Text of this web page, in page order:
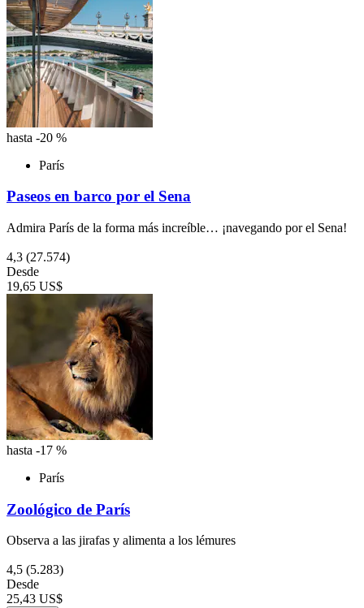
hasta -20 %
París
Paseos en barco por el Sena
Admira París de la forma más increíble… ¡navegando por el Sena!
4,3 (27.574)
Desde
19,65 US$
hasta -17 %
París
Zoológico de París
Observa a las jirafas y alimenta a los lémures
4,5 (5.283)
Desde
25,43 US$